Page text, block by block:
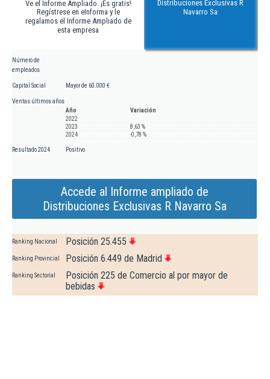
Ve el Informe Ampliado. ¡Es gratis!
Regístrese en eInforma y le
regalamos el Informe Ampliado de
esta empresa
Distribuciones Exclusivas R
Navarro Sa
Número de
empleados
Capital Social Mayor de 60.000 €
Ventas últimos años
Año
Variación
2022
2023
8,63 %
2024
-0,78 %
Resultado 2024 Positivo
Accede al Informe ampliado de
Distribuciones Exclusivas R Navarro Sa
Ranking Nacional Posición 25.455
Ranking Provincial Posición 6.449 de Madrid
Ranking Sectorial
Posición 225 de Comercio al por mayor de
bebidas